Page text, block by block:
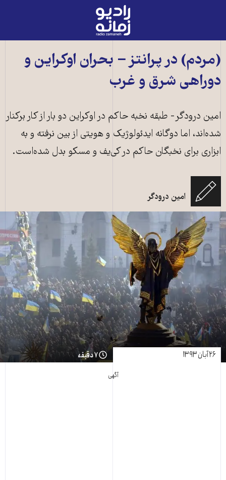
رادیو
زمانه
صفحه
اصلی
(مردم) در پرانتز − بحران اوکراین و
دوراهی شرق و غرب
امین درودگر- طبقه نخبه حاکم در اوکراین دو بار از کار برکنار
شده‌اند، اما دوگانه ایدئولوژیک و هویتی از بین نرفته و به
ابزاری برای نخبگان حاکم در کی‌یف و مسکو بدل شده‌است.
امین درودگر
۲۶ آبان ۱۳۹۳ ۷ دقیقه
آگهی